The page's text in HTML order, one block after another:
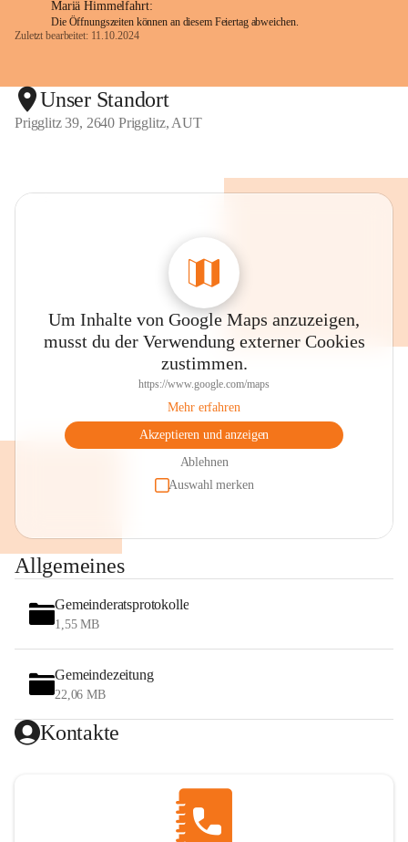
Mariä Himmelfahrt:
Die Öffnungszeiten können an diesem Feiertag abweichen.
Zuletzt bearbeitet: 11.10.2024
Unser Standort
Prigglitz 39, 2640 Prigglitz, AUT
Um Inhalte von Google Maps anzuzeigen,
musst du der Verwendung externer Cookies
zustimmen.
https://www.google.com/maps
Mehr erfahren
Akzeptieren und anzeigen
Ablehnen
Auswahl merken
Allgemeines
Gemeinderatsprotokolle
1,55 MB
Gemeindezeitung
22,06 MB
Kontakte